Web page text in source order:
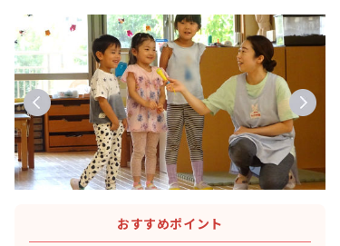
おすすめポイント